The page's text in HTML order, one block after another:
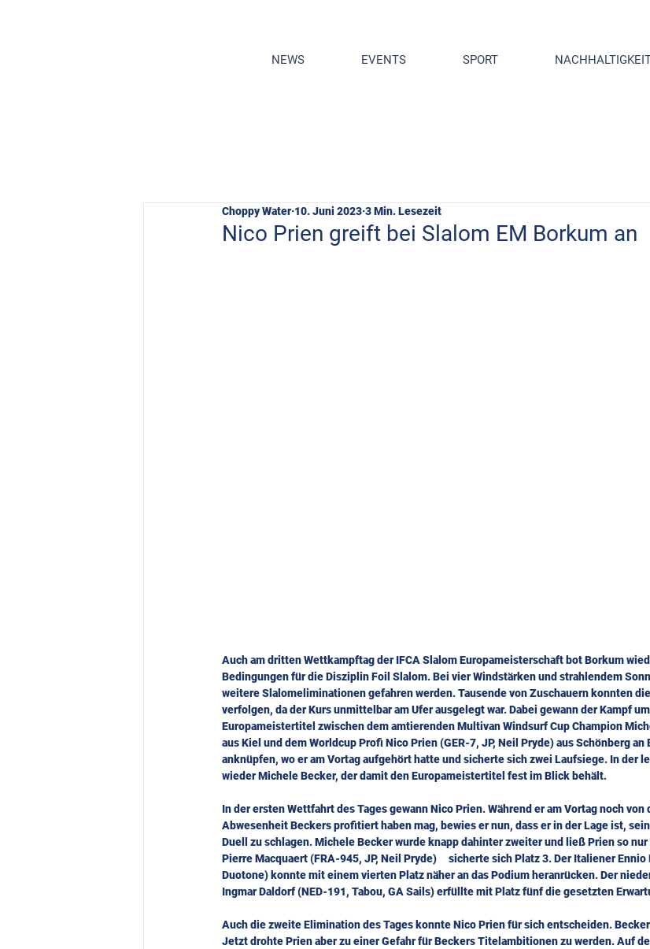
NEWS EVENTS SPORT
Nico Prien greift bei Slalom EM Borkum an
Choppy Water 10. Juni 2023 3 Min. Lesezeit
Auch am dritten Wettkampftag der IFCA Slalom Europameisterschaft bot Borkum
Bedingungen für die Disziplin Foil Slalom. Bei vier Windstärken und strahlendem
weitere Slalomeliminationen gefahren werden. Tausende von Zuschauern konnten
verfolgen, da der Kurs unmittelbar am Ufer ausgelegt war. Dabei gewann der Kampf
Europameistertitel zwischen dem amtierenden Multivan Windsurf Cup Champion
aus Kiel und dem Worldcup Profi Nico Prien (GER-7, JP, Neil Pryde) aus Schönberg
anknüpfen, wo er am Vortag aufgehört hatte und sicherte sich zwei Laufsiege. In der
wieder Michele Becker, der damit den Europameistertitel fest im Blick behält.
In der ersten Wettfahrt des Tages gewann Nico Prien. Während er am Vortag noch
Abwesenheit Beckers profitiert haben mag, bewies er nun, dass er in der Lage ist,
Duell zu schlagen. Michele Becker wurde knapp dahinter zweiter und ließ Prien so
Pierre Macquaert (FRA-945, JP, Neil Pryde)     sicherte sich Platz 3. Der Italiener
Duotone) konnte mit einem vierten Platz näher an das Podium heranrücken. Der
Ingmar Daldorf (NED-191, Tabou, GA Sails) erfüllte mit Platz fünf die gesetzten
Auch die zweite Elimination des Tages konnte Nico Prien für sich entscheiden.
Jetzt drohte Prien aber zu einer Gefahr für Beckers Titelambitionen zu werden. Auf